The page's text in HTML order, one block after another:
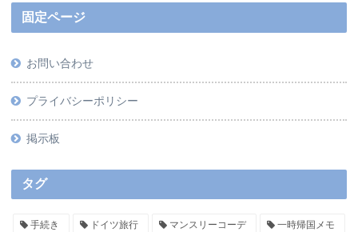
固定ページ
お問い合わせ
プライバシーポリシー
掲示板
タグ
手続き ドイツ旅行 マンスリーコーデ 一時帰国メモ